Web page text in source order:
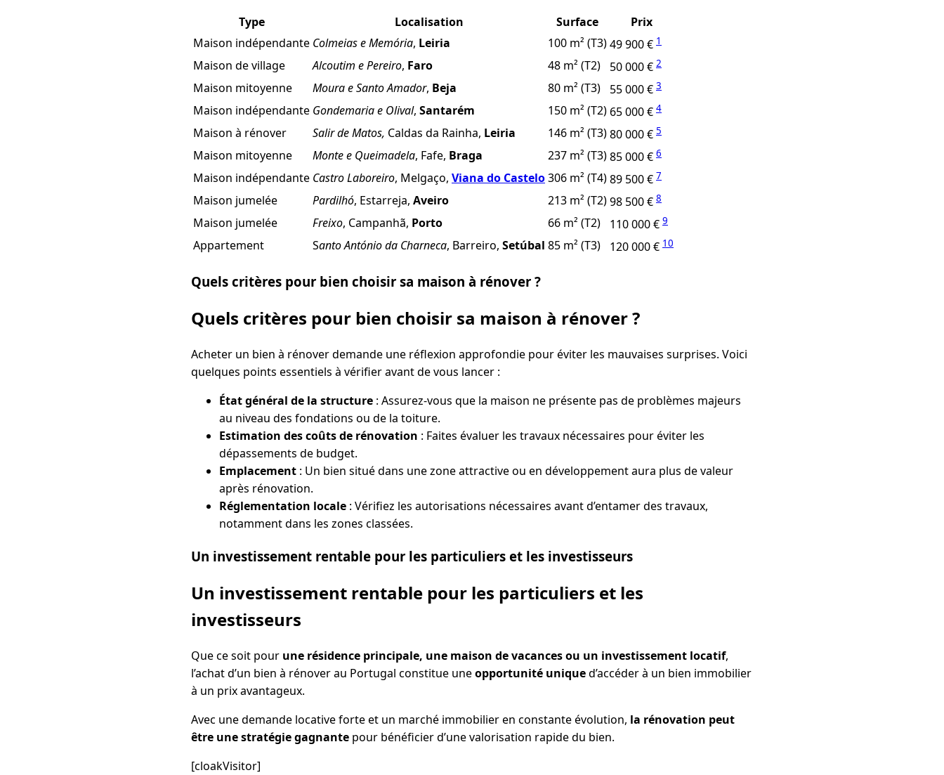
Type
Localisation Surface
Prix
Maison indépendante Colmeias e Memória, Leiria 100 m² (T3)49 900 € 1
Maison de village Alcoutim e Pereiro, Faro 48 m² (T2) 50 000 € 2
Maison mitoyenne Moura e Santo Amador, Beja 80 m² (T3) 55 000 € 3
Maison indépendante Gondemaria e Olival, Santarém 150 m² (T2) 65 000 € 4
Maison à rénover Salir de Matos, Caldas da Rainha, Leiria 146 m² (T3)80 000 € 5
Maison mitoyenne Monte e Queimadela, Fafe, Braga 237 m² (T3)85 000 € 6
Maison indépendante Castro Laboreiro, Melgaço, Viana do Castelo306 m² (T4)89 500 € 7
Maison jumelée Pardilhó, Estarreja, Aveiro 213 m² (T2)98 500 € 8
Maison jumelée Freixo, Campanhã, Porto 66 m² (T2) 110 000 € 9
Appartement Santo António da Charneca, Barreiro, Setúbal 85 m² (T3) 120 000 € 10
Quels critères pour bien choisir sa maison à rénover ?
Quels critères pour bien choisir sa maison à rénover ?
Acheter un bien à rénover demande une réflexion approfondie pour éviter les mauvaises surprises. Voici
quelques points essentiels à vérifier avant de vous lancer :
État général de la structure : Assurez-vous que la maison ne présente pas de problèmes majeurs
au niveau des fondations ou de la toiture.
Estimation des coûts de rénovation : Faites évaluer les travaux nécessaires pour éviter les
dépassements de budget.
Emplacement : Un bien situé dans une zone attractive ou en développement aura plus de valeur
après rénovation.
Réglementation locale : Vérifiez les autorisations nécessaires avant d’entamer des travaux,
notamment dans les zones classées.
Un investissement rentable pour les particuliers et les investisseurs
Un investissement rentable pour les particuliers et les
investisseurs
Que ce soit pour une résidence principale, une maison de vacances ou un investissement locatif,
l’achat d’un bien à rénover au Portugal constitue uneopportunité uniqued’accéder à un bien immobilier
à un prix avantageux.
Avec une demande locative forte et un marché immobilier en constante évolution, la rénovation peut
être une stratégie gagnante pour bénéficier d’une valorisation rapide du bien.
[cloakVisitor]